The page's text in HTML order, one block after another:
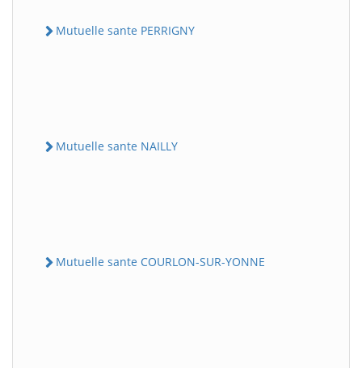
Mutuelle sante PERRIGNY
Mutuelle sante NAILLY
Mutuelle sante COURLON-SUR-YONNE